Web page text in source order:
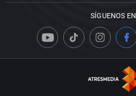
SÍGUENOS EN